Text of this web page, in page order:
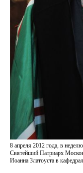
8 апреля 2012 года, в
Святейший Патриарх
Иоанна Златоуста в